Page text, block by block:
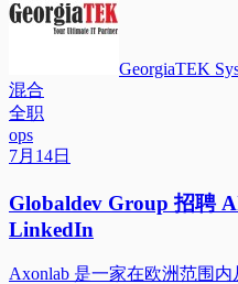
GeorgiaTEK
混合
全职
ops
7月14日
Globaldev Group 招聘
LinkedIn
Axonlab 是一家在欧洲范围